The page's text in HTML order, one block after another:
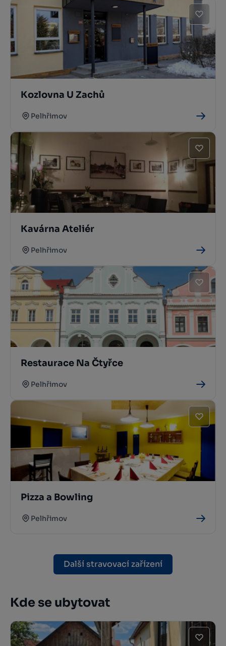
Kozlovna U Zachů
Pelhřimov
Kavárna Ateliér
Pelhřimov
Restaurace Na Čtyřce
Pelhřimov
Pizza a Bowling
Pelhřimov
Další stravovací zařízení
Kde se ubytovat